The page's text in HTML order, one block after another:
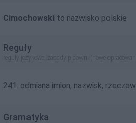
Cimochowski to nazwisko polskie
Reguły
reguły językowe, zasady pisowni (nowe
241. odmiana imion, nazwisk,
Gramatyka